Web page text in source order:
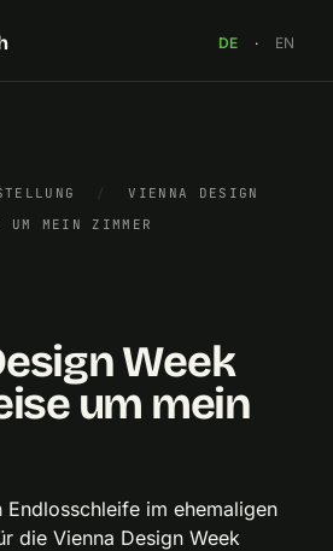
DE · EN
/
VIENNA DESIGN
MEIN ZIMMER
Videoinstallation, 2018,
Week
um mein
im ehemaligen
die Vienna Design Week